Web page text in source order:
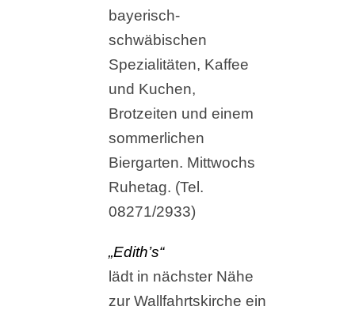
bayerisch-
schwäbischen
Spezialitäten, Kaffee
und Kuchen,
Brotzeiten und einem
sommerlichen
Biergarten. Mittwochs
Ruhetag. (Tel.
08271/2933)
„Edith’s“
lädt in nächster Nähe
zur Wallfahrtskirche ein